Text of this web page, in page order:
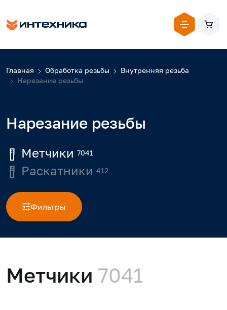
Главная Обработка резьбы
Внутренняя резьба
Нарезание резьбы
Нарезание резьбы
Метчики 7041
Раскатники 412
Фильтры
Метчики 7041